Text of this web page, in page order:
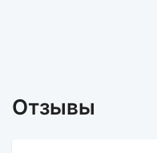
Отзывы